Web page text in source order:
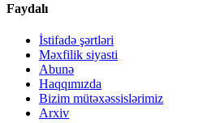
Faydalı
İstifadə şərtləri
Məxfilik siyasti
Abunə
Haqqımızda
Bizim mütəxəssislərimiz
Arxiv